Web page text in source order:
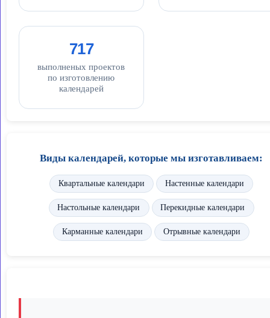
717
выполненых проектов
по изготовлению
календарей
Виды календарей, которые мы изготавливаем:
Квартальные календари Настенные календари
Настольные календари Перекидные календари
Карманные календари Отрывные календари